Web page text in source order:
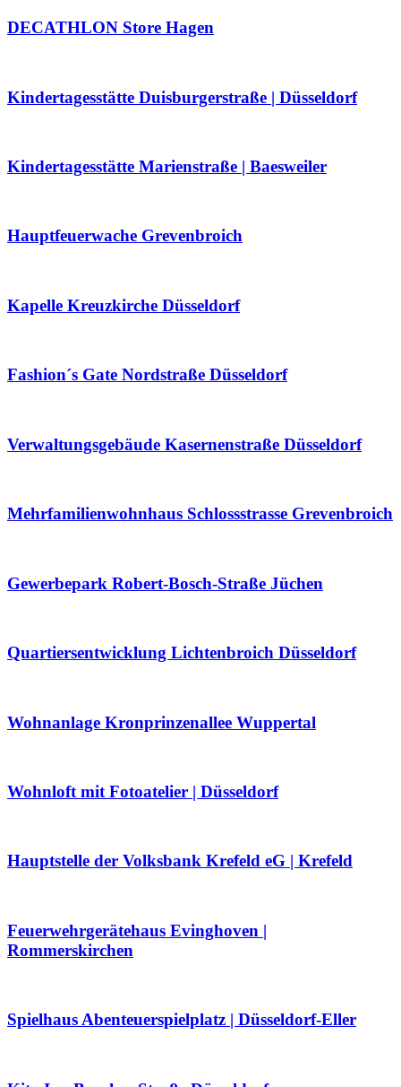
DECATHLON Store Hagen
Kindertagesstätte Duisburgerstraße | Düsseldorf
Kindertagesstätte Marienstraße | Baesweiler
Hauptfeuerwache Grevenbroich
Kapelle Kreuzkirche Düsseldorf
Fashion´s Gate Nordstraße Düsseldorf
Verwaltungsgebäude Kasernenstraße Düsseldorf
Mehrfamilienwohnhaus Schlossstrasse Grevenbroich
Gewerbepark Robert-Bosch-Straße Jüchen
Quartiersentwicklung Lichtenbroich Düsseldorf
Wohnanlage Kronprinzenallee Wuppertal
Wohnloft mit Fotoatelier | Düsseldorf
Hauptstelle der Volksbank Krefeld eG | Krefeld
Feuerwehrgerätehaus Evinghoven |
Rommerskirchen
Spielhaus Abenteuerspielplatz | Düsseldorf-Eller